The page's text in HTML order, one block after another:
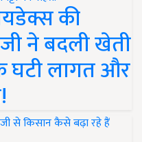
की
ने बदली खेती
घटी लागत और